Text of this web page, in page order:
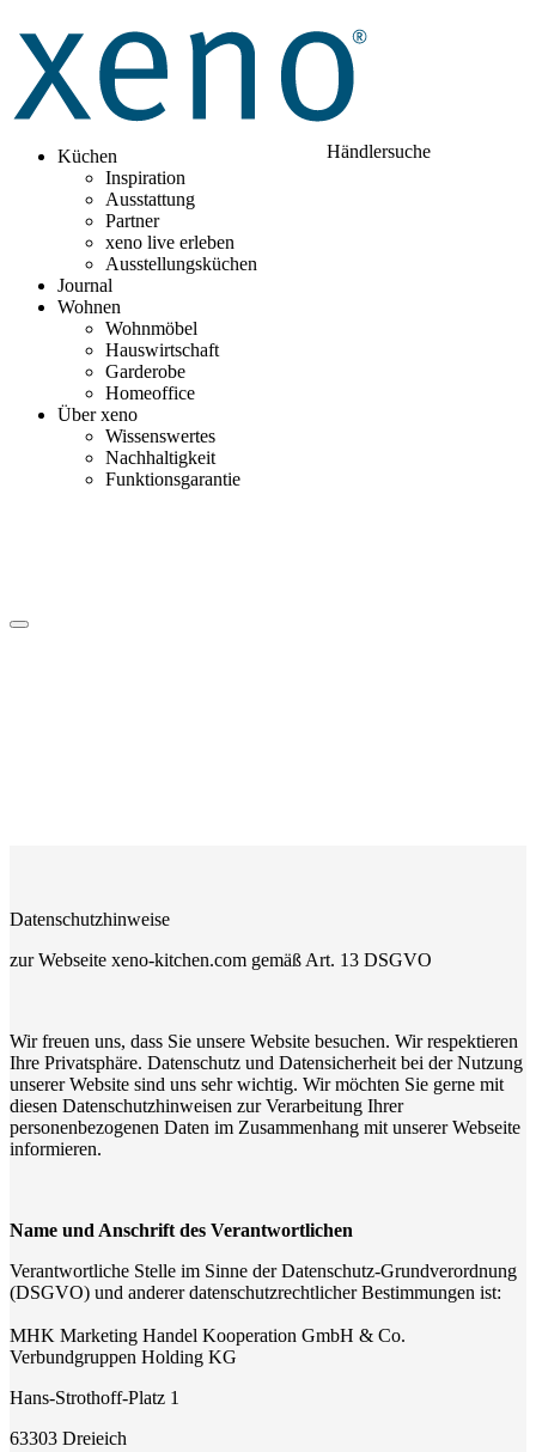
Küchen
Inspiration
Ausstattung
Partner
xeno live erleben
Ausstellungsküchen
Journal
Wohnen
Wohnmöbel
Hauswirtschaft
Garderobe
Homeoffice
Über xeno
Wissenswertes
Nachhaltigkeit
Funktionsgarantie
Händlersuche
Datenschutzhinweise
zur Webseite xeno-kitchen.com gemäß Art. 13 DSGVO
Wir freuen uns, dass Sie unsere Website besuchen. Wir respektieren
Ihre Privatsphäre. Datenschutz und Datensicherheit bei der Nutzung
unserer Website sind uns sehr wichtig. Wir möchten Sie gerne mit
diesen Datenschutzhinweisen zur Verarbeitung Ihrer
personenbezogenen Daten im Zusammenhang mit unserer Webseite
informieren.
Name und Anschrift des Verantwortlichen
Verantwortliche Stelle im Sinne der Datenschutz-Grundverordnung
(DSGVO) und anderer datenschutzrechtlicher Bestimmungen ist:
MHK Marketing Handel Kooperation GmbH & Co.
Verbundgruppen Holding KG
Hans-Strothoff-Platz 1
63303 Dreieich